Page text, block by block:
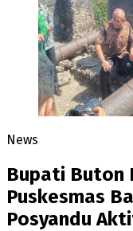
News
Bupati Buton
Puskesmas
Posyandu